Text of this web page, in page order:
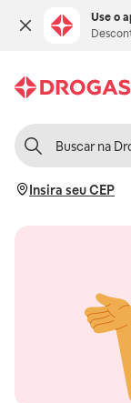
Use o
Insira seu CEP